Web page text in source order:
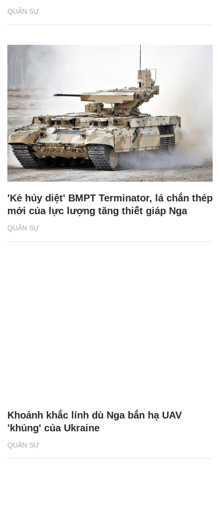
QUÂN SỰ
QUÂN SỰ
'Kẻ hủy diệt' BMPT Terminator, lá chắn thép
mới của lực lượng tăng thiết giáp Nga
QUÂN SỰ
Khoảnh khắc lính dù Nga bắn hạ UAV
'khủng' của Ukraine